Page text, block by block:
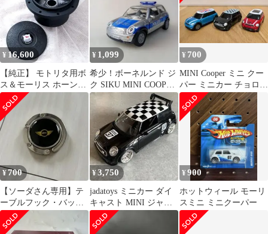
¥ 16,600
【純正】 モトリタ用ボ
ス＆モーリス ホーンキ
ャップ セット
¥ 1,099
希少！ボーネルンド ジ
ク SIKU MINI COOPER
ポリスカー ミニカー
¥ 700
MINI Cooper ミニ クー
パー ミニカー チョロQ
3台セット 未使用品
¥ 700
【ソーダさん専用】テ
ーブルフック・バック
ハンガー【BMW】
¥3,750
jadatoys ミニカー ダイ
キャスト MINI ジャダ
コレクション
¥900
ホットウィール モーリ
スミニ ミニクーパー